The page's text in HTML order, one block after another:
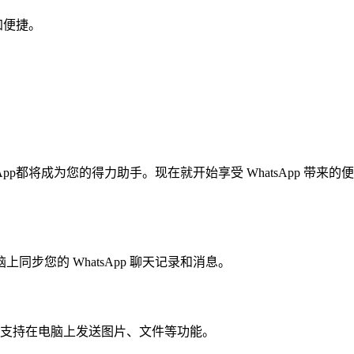
捷。
都将成为您的得力助手。现在就开始享受 WhatsApp 带来的便
同步您的 WhatsApp 聊天记录和消息。
持在电脑上发送图片、文件等功能。